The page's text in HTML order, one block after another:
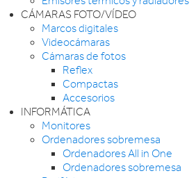
CÁMARAS FOTO/VÍDEO
Marcos digitales
Videocámaras
Cámaras de fotos
Reflex
Compactas
Accesorios
INFORMÁTICA
Monitores
Ordenadores sobremesa
Ordenadores All in One
Ordenadores sobremesa